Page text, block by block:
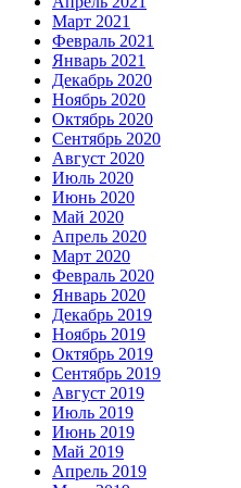
Март 2021
Февраль 2021
Январь 2021
Декабрь 2020
Ноябрь 2020
Октябрь 2020
Сентябрь 2020
Август 2020
Июль 2020
Июнь 2020
Май 2020
Апрель 2020
Март 2020
Февраль 2020
Январь 2020
Декабрь 2019
Ноябрь 2019
Октябрь 2019
Сентябрь 2019
Август 2019
Июль 2019
Июнь 2019
Май 2019
Апрель 2019